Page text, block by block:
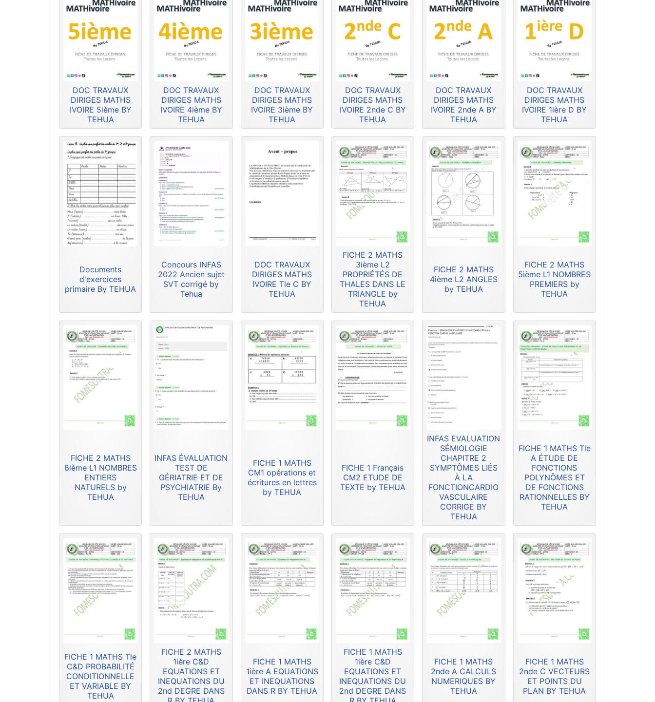
DOC TRAVAUX
DIRIGES MATHS
IVOIRE 5ième BY
TEHUA
DOC TRAVAUX
DIRIGES MATHS
IVOIRE 4ième BY
TEHUA
DOC TRAVAUX
DIRIGES MATHS
IVOIRE 3ième BY
TEHUA
DOC TRAVAUX
DIRIGES MATHS
IVOIRE 2nde C BY
TEHUA
DOC TRAVAUX
DIRIGES MATHS
IVOIRE 2nde A BY
TEHUA
DOC TRAVAUX
DIRIGES MATHS
IVOIRE 1ière D BY
TEHUA
Documents
d'exercices
primaire By TEHUA
Concours INFAS
2022 Ancien sujet
SVT corrigé by
Tehua
DOC TRAVAUX
DIRIGES MATHS
IVOIRE Tle C BY
TEHUA
FICHE 2 MATHS
3ième L2
PROPRIÉTÉS DE
THALES DANS LE
TRIANGLE by
TEHUA
FICHE 2 MATHS
4ième L2 ANGLES
by TEHUA
FICHE 2 MATHS
5ième L1 NOMBRES
PREMIERS by
TEHUA
FICHE 2 MATHS
6ième L1 NOMBRES
ENTIERS
NATURELS by
TEHUA
INFAS ÉVALUATION
TEST DE
GÉRIATRIE ET DE
PSYCHIATRIE By
TEHUA
FICHE 1 MATHS
CM1 opérations et
écritures en lettres
by TEHUA
FICHE 1 Français
CM2 ETUDE DE
TEXTE by TEHUA
INFAS EVALUATION
SÉMIOLOGIE
CHAPITRE 2
SYMPTÔMES LIÉS
À LA
FONCTIONCARDIO
VASCULAIRE
CORRIGE BY
TEHUA
FICHE 1 MATHS Tle
A ÉTUDE DE
FONCTIONS
POLYNÔMES ET
DE FONCTIONS
RATIONNELLES BY
TEHUA
FICHE 1 MATHS Tle
C&D PROBABILITÉ
CONDITIONNELLE
ET VARIABLE BY
TEHUA
FICHE 2 MATHS
1ière C&D
EQUATIONS ET
INEQUATIONS DU
2nd DEGRE DANS
FICHE 1 MATHS
1ière A EQUATIONS
ET INEQUATIONS
DANS R BY TEHUA
FICHE 1 MATHS
1ière C&D
EQUATIONS ET
INEQUATIONS DU
2nd DEGRE DANS
FICHE 1 MATHS
2nde A CALCULS
NUMERIQUES BY
TEHUA
FICHE 1 MATHS
2nde C VECTEURS
ET POINTS DU
PLAN BY TEHUA